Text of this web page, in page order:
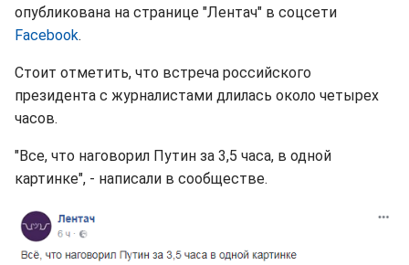
опубликована на странице "Лентач" в соцсети
Facebook.
Стоит отметить, что встреча российского
президента с журналистами длилась около четырех
часов.
"Все, что наговорил Путин за 3,5 часа, в одной
картинке", - написали в сообществе.